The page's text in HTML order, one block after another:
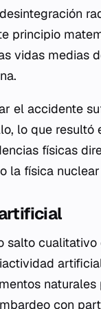
principio
vidas medias
el accidente
lo que resultó
físicas
la física
salto
con